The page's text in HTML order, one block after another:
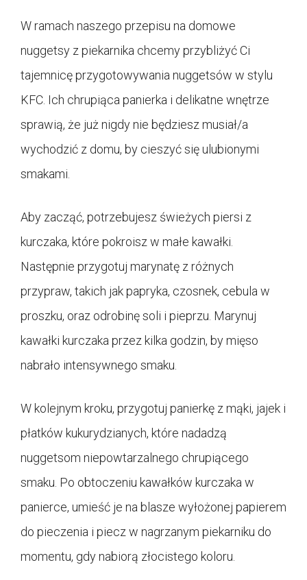
W ramach naszego przepisu na domowe
nuggetsy z piekarnika chcemy przybliżyć Ci
tajemnicę przygotowywania nuggetsów w stylu
KFC. Ich chrupiąca panierka i delikatne wnętrze
sprawią, że już nigdy nie będziesz musiał/a
wychodzić z domu, by cieszyć się ulubionymi
smakami.
Aby zacząć, potrzebujesz świeżych piersi z
kurczaka, które pokroisz w małe kawałki.
Następnie przygotuj marynatę z różnych
przypraw, takich jak papryka, czosnek, cebula w
proszku, oraz odrobinę soli i pieprzu. Marynuj
kawałki kurczaka przez kilka godzin, by mięso
nabrało intensywnego smaku.
W kolejnym kroku, przygotuj panierkę z mąki, jajek i
płatków kukurydzianych, które nadadzą
nuggetsom niepowtarzalnego chrupiącego
smaku. Po obtoczeniu kawałków kurczaka w
panierce, umieść je na blasze wyłożonej papierem
do pieczenia i piecz w nagrzanym piekarniku do
momentu, gdy nabiorą złocistego koloru.